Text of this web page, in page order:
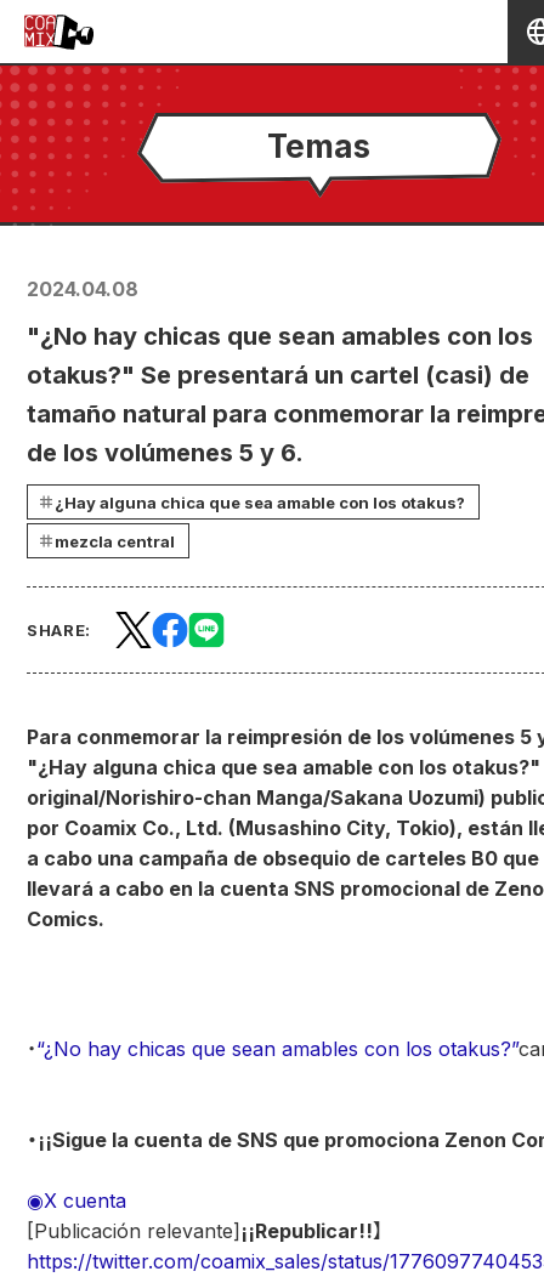
Temas
2024.04.08
"¿No hay chicas que sean amables con los
otakus?" Se presentará un cartel (casi) de
tamaño natural para conmemorar la
de los volúmenes 5 y 6.
¿Hay alguna chica que sea amable con los otakus?
mezcla central
SHARE:
Para conmemorar la reimpresión de los volúmenes 5
"¿Hay alguna chica que sea amable con los
original/Norishiro-chan Manga/Sakana Uozumi)
por Coamix Co., Ltd. (Musashino City, Tokio), están
a cabo una campaña de obsequio de carteles B0 que
llevará a cabo en la cuenta SNS promocional de
Comics.
・“¿No hay chicas que sean amables con los otakus?”
・¡¡Sigue la cuenta de SNS que promociona Zenon
◉X cuenta
[Publicación relevante] ¡¡Republicar!!】
https://twitter.com/coamix_sales/status/